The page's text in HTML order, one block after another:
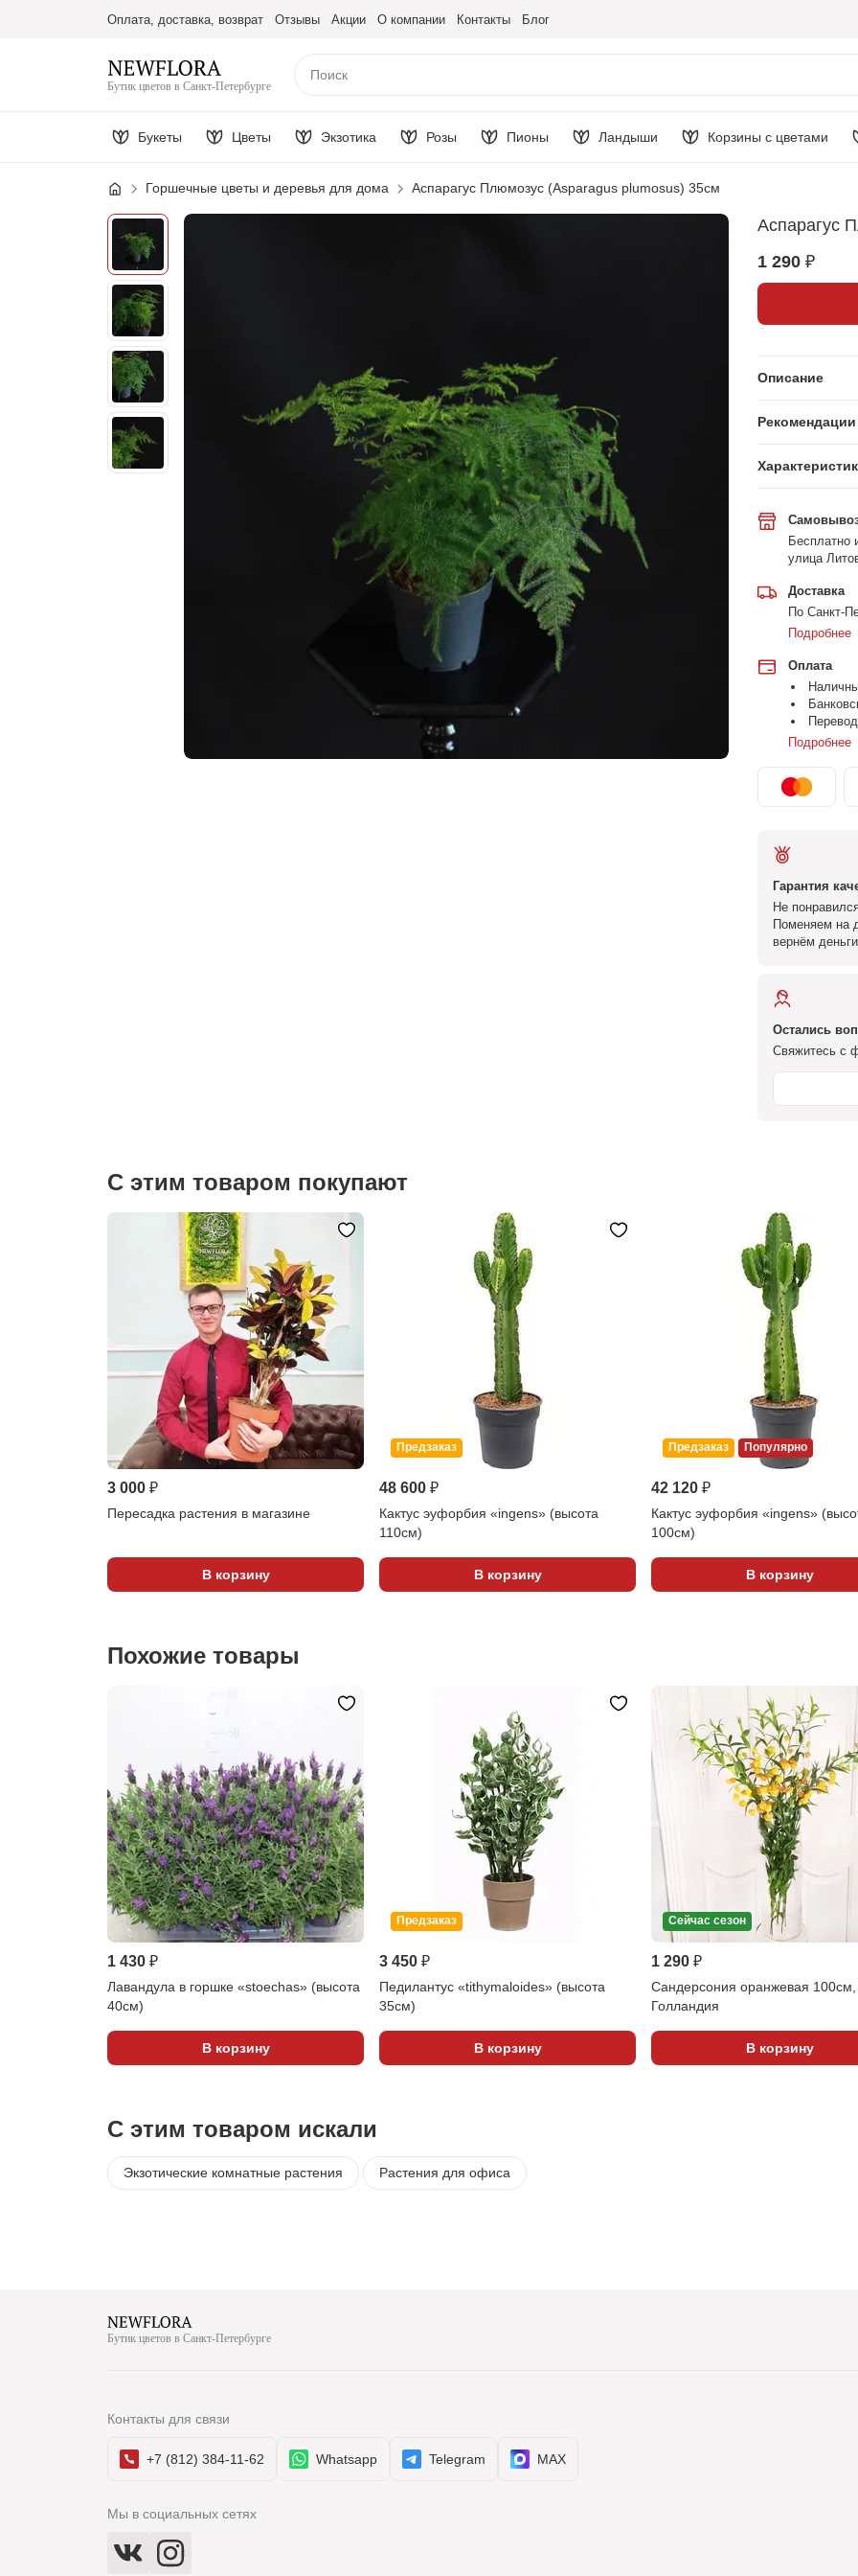
Оплата, доставка, возврат Отзывы Акции О компании Контакты Блог
Бутик цветов в Санкт-Петербурге
Букеты Цветы Экзотика Розы Пионы Ландыши Корзины с цветами
Горшечные цветы и деревья для дома Аспарагус Плюмозус (Asparagus plumosus) 35см
Аспарагус
1 290 ₽
Описание
Бесплатно
улица
Доставка
По Санкт-
Подробнее
Оплата
Подробнее
Гарантия
Не
Поменяем на
вернём деньги
Остались
Свяжитесь с
С этим товаром покупают
3 000 ₽
Пересадка растения в магазине
В корзину
Предзаказ
48 600 ₽
Кактус эуфорбия «ingens» (высота
110см)
В корзину
Предзаказ Популярно
42 120 ₽
Кактус эуфорбия «ingens»
100см)
В корзину
Похожие товары
1 430 ₽
Лавандула в горшке «stoechas» (высота
40см)
В корзину
Предзаказ
3 450 ₽
Педилантус «tithymaloides» (высота
35см)
В корзину
Сейчас сезон
1 290 ₽
Сандерсония оранжевая 100см,
Голландия
В корзину
С этим товаром искали
Экзотические комнатные растения Растения для офиса
Бутик цветов в Санкт-Петербурге
Контакты для связи
+7 (812) 384-11-62 Whatsapp Telegram MAX
Мы в социальных сетях